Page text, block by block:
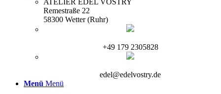
ATELIER EDEL VOSTRY
Remestraße 22
58300 Wetter (Ruhr)
+49 179 2305828
edel@edelvostry.de
Menü Menü